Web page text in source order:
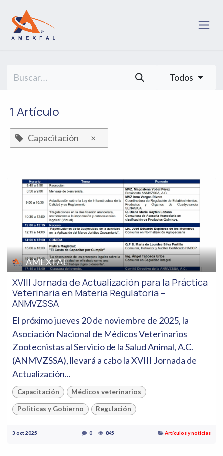
Todos
1 Artículo
Capacitación ×
AMEXFAL
XVIII Jornada de Actualización para la Práctica
Veterinaria en Materia Regulatoria –
ANMVZSSA
El próximo jueves 20 de noviembre de 2025, la
Asociación Nacional de Médicos Veterinarios
Zootecnistas al Servicio de la Salud Animal, A.C.
(ANMVZSSA), llevará a cabo la XVIII Jornada de
Actualización...
Capacitación Médicos veterinarios
Politicas y Gobierno Regulación
3 oct 2025 0 845 Artículos y noticias